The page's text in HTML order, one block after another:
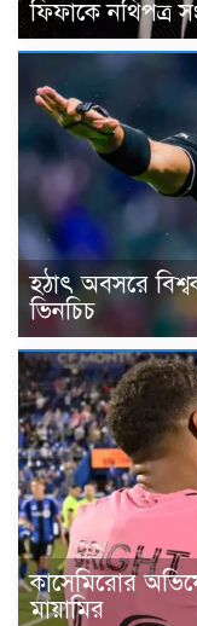
ফিফাকে নথিপত্র
হঠাৎ অবসরে
ভিনচিচ
কাসেমিরোর
মায়ামির